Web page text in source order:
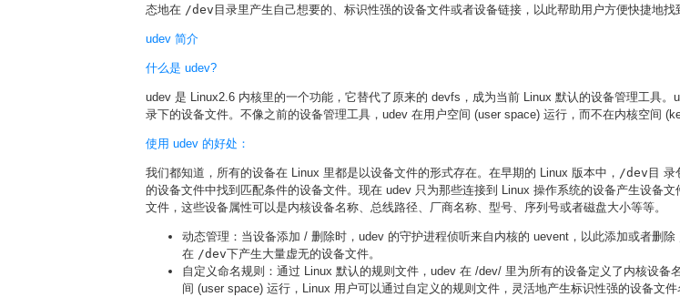
态地在 /dev目录里产生自己想要的、标识性强的设备文件或者设备链接，以此帮助用户方便快捷地找
udev 简介
什么是 udev?
udev 是 Linux2.6 内核里的一个功能，它替代了原来的 devfs，成为当前 Linux 默认的设备管理工具
录下的设备文件。不像之前的设备管理工具，udev 在用户空间 (user space) 运行，而不在内核空间
使用 udev 的好处：
我们都知道，所有的设备在 Linux 里都是以设备文件的形式存在。在早期的 Linux 版本中， /dev目 录
的设备文件中找到匹配条件的设备文件。现在 udev 只为那些连接到 Linux 操作系统的设备产生设备
文件，这些设备属性可以是内核设备名称、总线路径、厂商名称、型号、序列号或者磁盘大小等等。
动态管理：当设备添加 / 删除时，udev 的守护进程侦听来自内核的 uevent，以此添加或者删除
在 /dev下产生大量虚无的设备文件。
自定义命名规则：通过 Linux 默认的规则文件，udev 在 /dev/ 里为所有的设备定义了内核设备
间 (user space) 运行，Linux 用户可以通过自定义的规则文件，灵活地产生标识性强的设备文件